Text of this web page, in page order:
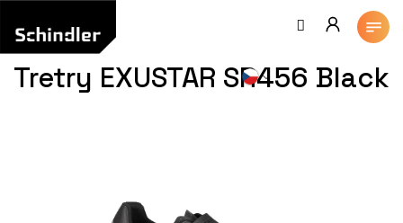
obsah
Tretry EXUSTAR SR456 Black